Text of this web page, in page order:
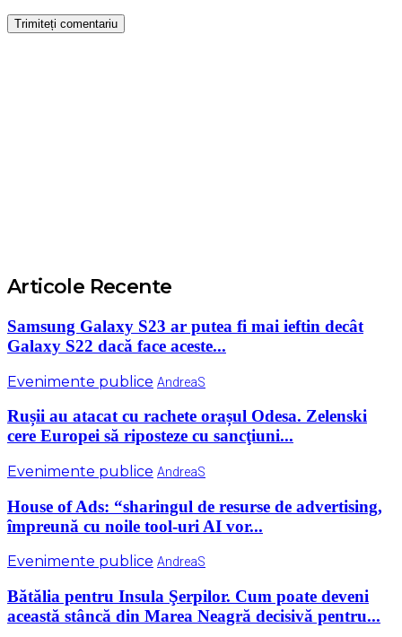
Articole Recente
Samsung Galaxy S23 ar putea fi mai ieftin decât
Galaxy S22 dacă face aceste...
Evenimente publice AndreaS
Rușii au atacat cu rachete orașul Odesa. Zelenski
cere Europei să riposteze cu sancţiuni...
Evenimente publice AndreaS
House of Ads: “sharingul de resurse de advertising,
împreună cu noile tool-uri AI vor...
Evenimente publice AndreaS
Bătălia pentru Insula Şerpilor. Cum poate deveni
această stâncă din Marea Neagră decisivă pentru...